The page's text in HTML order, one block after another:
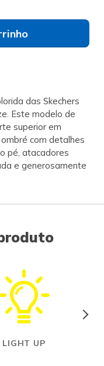
das Skechers
Este modelo de
superior em
com detalhes
pé, atacadores
e generosamente
LIGHT UP